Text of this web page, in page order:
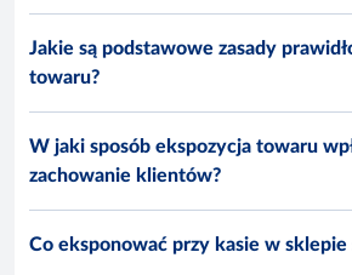
Jakie są podstawowe zasady
towaru?
W jaki sposób ekspozycja towaru
zachowanie klientów?
Co eksponować przy kasie w sklepie